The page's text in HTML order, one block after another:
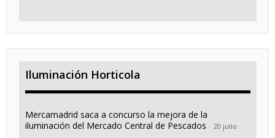
Iluminación Horticola
Mercamadrid saca a concurso la mejora de la
iluminación del Mercado Central de Pescados
20 julio